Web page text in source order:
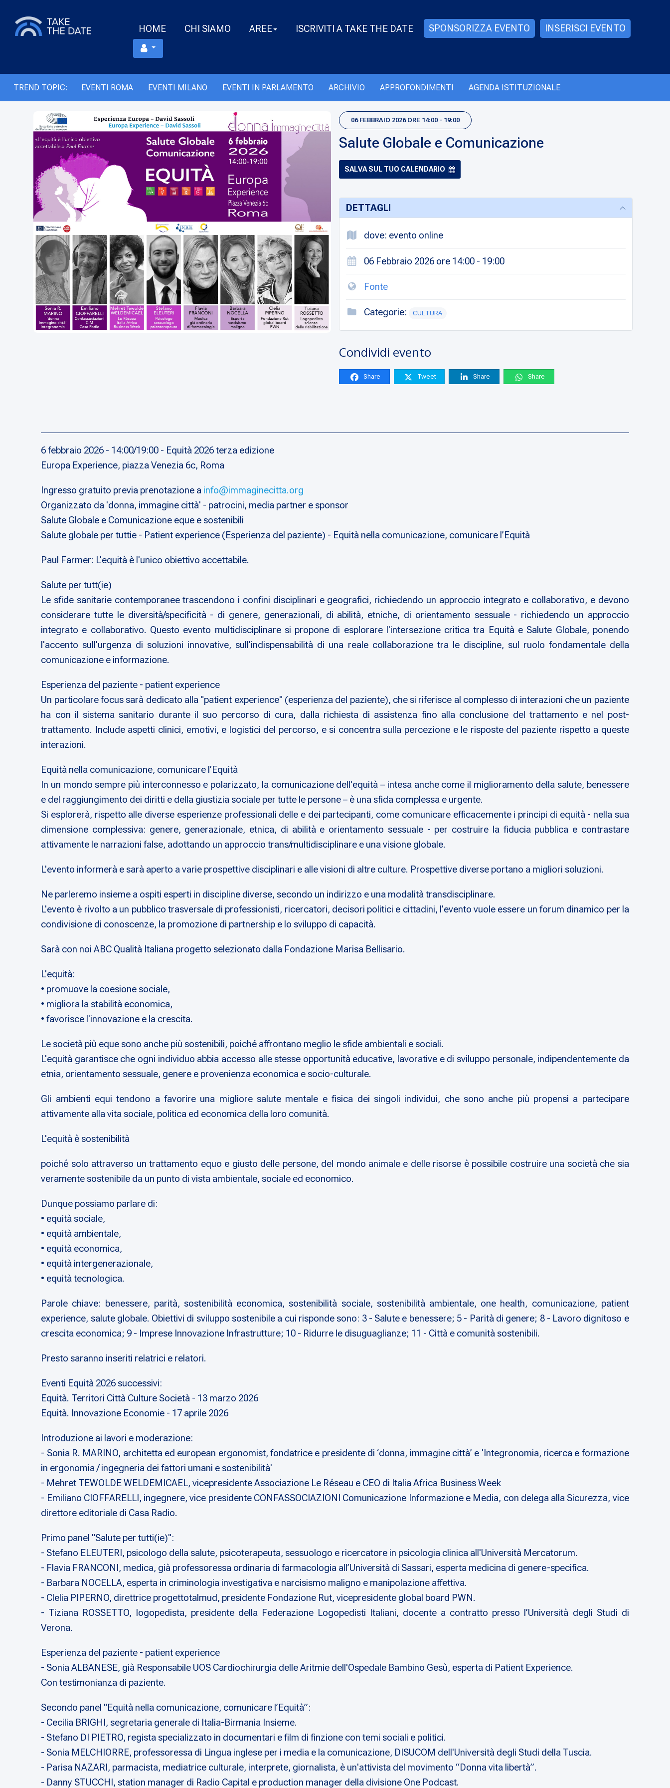
HOME CHI SIAMO AREE ISCRIVITI A TAKE THE DATE SPONSORIZZA EVENTO INSERISCI EVENTO
TREND TOPIC: EVENTI ROMA EVENTI MILANO EVENTI IN PARLAMENTO ARCHIVIO APPROFONDIMENTI AGENDA ISTITUZIONALE
06 FEBBRAIO 2026 ORE 14:00 - 19:00
Salute Globale e Comunicazione
SALVA SUL TUO CALENDARIO
DETTAGLI
dove: evento online
06 Febbraio 2026 ore 14:00 - 19:00
Fonte
Categorie: CULTURA
Condividi evento
Share Tweet Share Share
6 febbraio 2026 - 14:00/19:00 - Equità 2026 terza edizione
Europa Experience, piazza Venezia 6c, Roma
Ingresso gratuito previa prenotazione a info@immaginecitta.org
Organizzato da 'donna, immagine città' - patrocini, media partner e sponsor
Salute Globale e Comunicazione eque e sostenibili
Salute globale per tuttie - Patient experience (Esperienza del paziente) - Equità nella comunicazione, comunicare l’Equità
Paul Farmer: L'equità è l'unico obiettivo accettabile.
Salute per tutt(ie)
Le sfide sanitarie contemporanee trascendono i confini disciplinari e geografici, richiedendo un approccio integrato e collaborativo, e devono
considerare tutte le diversità/specificità - di genere, generazionali, di abilità, etniche, di orientamento sessuale - richiedendo un approccio
integrato e collaborativo. Questo evento multidisciplinare si propone di esplorare l'intersezione critica tra Equità e Salute Globale, ponendo
l'accento sull'urgenza di soluzioni innovative, sull'indispensabilità di una reale collaborazione tra le discipline, sul ruolo fondamentale della
comunicazione e informazione.
Esperienza del paziente - patient experience
Un particolare focus sarà dedicato alla "patient experience" (esperienza del paziente), che si riferisce al complesso di interazioni che un paziente
ha con il sistema sanitario durante il suo percorso di cura, dalla richiesta di assistenza fino alla conclusione del trattamento e nel post-
trattamento. Include aspetti clinici, emotivi, e logistici del percorso, e si concentra sulla percezione e le risposte del paziente rispetto a queste
interazioni.
Equità nella comunicazione, comunicare l’Equità
In un mondo sempre più interconnesso e polarizzato, la comunicazione dell'equità – intesa anche come il miglioramento della salute, benessere
e del raggiungimento dei diritti e della giustizia sociale per tutte le persone – è una sfida complessa e urgente.
Si esplorerà, rispetto alle diverse esperienze professionali delle e dei partecipanti, come comunicare efficacemente i principi di equità - nella sua
dimensione complessiva: genere, generazionale, etnica, di abilità e orientamento sessuale - per costruire la fiducia pubblica e contrastare
attivamente le narrazioni false, adottando un approccio trans/multidisciplinare e una visione globale.
L'evento informerà e sarà aperto a varie prospettive disciplinari e alle visioni di altre culture. Prospettive diverse portano a migliori soluzioni.
Ne parleremo insieme a ospiti esperti in discipline diverse, secondo un indirizzo e una modalità transdisciplinare.
L'evento è rivolto a un pubblico trasversale di professionisti, ricercatori, decisori politici e cittadini, l’evento vuole essere un forum dinamico per la
condivisione di conoscenze, la promozione di partnership e lo sviluppo di capacità.
Sarà con noi ABC Qualità Italiana progetto selezionato dalla Fondazione Marisa Bellisario.
L'equità:
• promuove la coesione sociale,
• migliora la stabilità economica,
• favorisce l'innovazione e la crescita.
Le società più eque sono anche più sostenibili, poiché affrontano meglio le sfide ambientali e sociali.
L'equità garantisce che ogni individuo abbia accesso alle stesse opportunità educative, lavorative e di sviluppo personale, indipendentemente da
etnia, orientamento sessuale, genere e provenienza economica e socio-culturale.
Gli ambienti equi tendono a favorire una migliore salute mentale e fisica dei singoli individui, che sono anche più propensi a partecipare
attivamente alla vita sociale, politica ed economica della loro comunità.
L'equità è sostenibilità
poiché solo attraverso un trattamento equo e giusto delle persone, del mondo animale e delle risorse è possibile costruire una società che sia
veramente sostenibile da un punto di vista ambientale, sociale ed economico.
Dunque possiamo parlare di:
• equità sociale,
• equità ambientale,
• equità economica,
• equità intergenerazionale,
• equità tecnologica.
Parole chiave: benessere, parità, sostenibilità economica, sostenibilità sociale, sostenibilità ambientale, one health, comunicazione, patient
experience, salute globale. Obiettivi di sviluppo sostenibile a cui risponde sono: 3 - Salute e benessere; 5 - Parità di genere; 8 - Lavoro dignitoso e
crescita economica; 9 - Imprese Innovazione Infrastrutture; 10 - Ridurre le disuguaglianze; 11 - Città e comunità sostenibili.
Presto saranno inseriti relatrici e relatori.
Eventi Equità 2026 successivi:
Equità. Territori Città Culture Società - 13 marzo 2026
Equità. Innovazione Economie - 17 aprile 2026
Introduzione ai lavori e moderazione:
- Sonia R. MARINO, architetta ed european ergonomist, fondatrice e presidente di ‘donna, immagine città’ e 'Integronomia, ricerca e formazione
in ergonomia / ingegneria dei fattori umani e sostenibilità'
- Mehret TEWOLDE WELDEMICAEL, vicepresidente Associazione Le Réseau e CEO di Italia Africa Business Week
- Emiliano CIOFFARELLI, ingegnere, vice presidente CONFASSOCIAZIONI Comunicazione Informazione e Media, con delega alla Sicurezza, vice
direttore editoriale di Casa Radio.
Primo panel "Salute per tutti(ie)":
- Stefano ELEUTERI, psicologo della salute, psicoterapeuta, sessuologo e ricercatore in psicologia clinica all'Università Mercatorum.
- Flavia FRANCONI, medica, già professoressa ordinaria di farmacologia all’Università di Sassari, esperta medicina di genere-specifica.
- Barbara NOCELLA, esperta in criminologia investigativa e narcisismo maligno e manipolazione affettiva.
- Clelia PIPERNO, direttrice progettotalmud, presidente Fondazione Rut, vicepresidente global board PWN.
- Tiziana ROSSETTO, logopedista, presidente della Federazione Logopedisti Italiani, docente a contratto presso l’Università degli Studi di
Verona.
Esperienza del paziente - patient experience
- Sonia ALBANESE, già Responsabile UOS Cardiochirurgia delle Aritmie dell'Ospedale Bambino Gesù, esperta di Patient Experience.
Con testimonianza di paziente.
Secondo panel "Equità nella comunicazione, comunicare l’Equità”:
- Cecilia BRIGHI, segretaria generale di Italia-Birmania Insieme.
- Stefano DI PIETRO, regista specializzato in documentari e film di finzione con temi sociali e politici.
- Sonia MELCHIORRE, professoressa di Lingua inglese per i media e la comunicazione, DISUCOM dell'Università degli Studi della Tuscia.
- Parisa NAZARI, parmacista, mediatrice culturale, interprete, giornalista, è un'attivista del movimento “Donna vita libertà”.
- Danny STUCCHI, station manager di Radio Capital e production manager della divisione One Podcast.